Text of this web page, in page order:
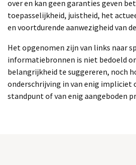
over en kan geen garanties geven
toepasselijkheid, juistheid, het
en voortdurende aanwezigheid van
Het opgenomen zijn van links naar
informatiebronnen is niet bedoeld
belangrijkheid te suggereren, noch
onderschrijving in van enig
standpunt of van enig aangeboden